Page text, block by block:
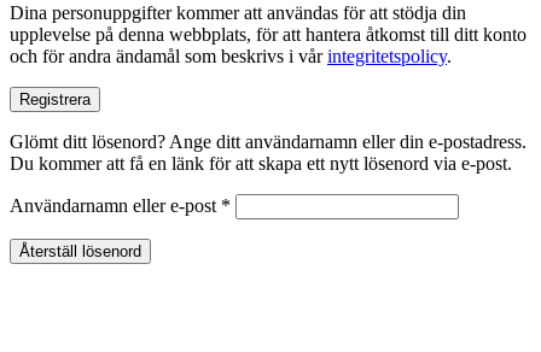
Dina personuppgifter kommer att användas för att stödja din
upplevelse på denna webbplats, för att hantera åtkomst till ditt konto
och för andra ändamål som beskrivs i vårintegritetspolicy.
Registrera
Glömt ditt lösenord? Ange ditt användarnamn eller din e-postadress.
Du kommer att få en länk för att skapa ett nytt lösenord via e-post.
Användarnamn eller e-post *
Återställ lösenord